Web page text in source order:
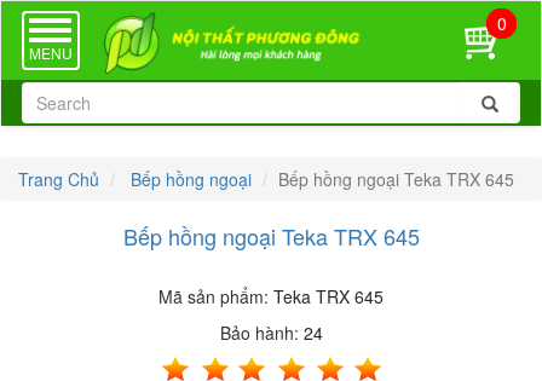
TOGGLE
NAVIGATION
MENU
0
Trang Chủ Bếp hồng ngoại Bếp hồng ngoại Teka TRX 645
Bếp hồng ngoại Teka TRX 645
Mã sản phẩm: Teka TRX 645
Bảo hành: 24